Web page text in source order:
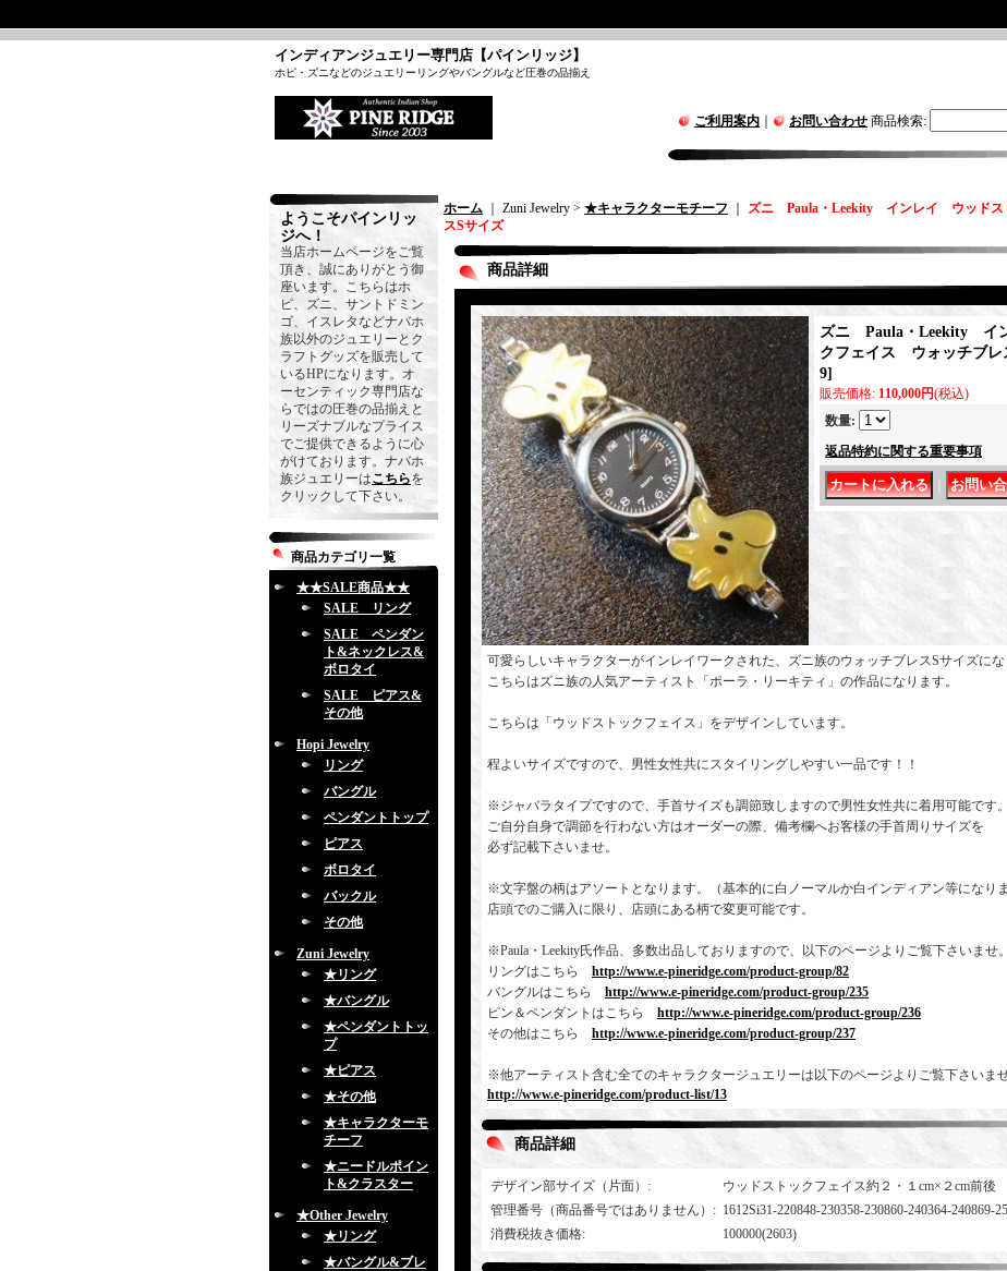
インディアンジュエリー専門店【パインリッジ】
ホピ・ズニなどのジュエリーリングやバングルなど圧巻の品揃え
ご利用案内 お問い合わせ 商品検索:
ようこそパインリッ
ジへ！
当店ホームページをご覧
頂き、誠にありがとう御
座います。こちらはホ
ピ、ズニ、サントドミン
ゴ、イスレタなどナバホ
族以外のジュエリーとク
ラフトグッズを販売して
いるHPになります。オ
ーセンティック専門店な
らではの圧巻の品揃えと
リーズナブルなプライス
でご提供できるように心
がけております。ナバホ
族ジュエリーはこちらを
クリックして下さい。
商品カテゴリ一覧
★★SALE商品★★
SALE リング
SALE ペンダン
ト&ネックレス&
ボロタイ
SALE ピアス&
その他
Hopi Jewelry
リング
バングル
ペンダントトップ
ピアス
ボロタイ
バックル
その他
Zuni Jewelry
★リング
★バングル
★ペンダントトッ
プ
★ピアス
★その他
★キャラクターモ
チーフ
★ニードルポイン
ト&クラスター
★Other Jewelry
★リング
★バングル&ブレ
ホーム ｜ Zuni Jewelry > ★キャラクターモチーフ
ズニ Paula・Leekity インレイ ウッドス
スSサイズ
商品詳細
ズニ Paula・Leekity イ
クフェイス ウォッチブレ
9]
販売価格: 110,000円(税込)
数量:
返品特約に関する重要事項
可愛らしいキャラクターがインレイワークされた、ズニ族のウォッチブレスSサイズにな
こちらはズニ族の人気アーティスト「ポーラ・リーキティ」の作品になります。
こちらは「ウッドストックフェイス」をデザインしています。
程よいサイズですので、男性女性共にスタイリングしやすい一品です！！
※ジャバラタイプですので、手首サイズも調節致しますので男性女性共に着用可能です。
ご自分自身で調節を行わない方はオーダーの際、備考欄へお客様の手首周りサイズを
必ず記載下さいませ。
※文字盤の柄はアソートとなります。（基本的に白ノーマルか白インディアン等になりま
店頭でのご購入に限り、店頭にある柄で変更可能です。
※Paula・Leekity氏作品、多数出品しておりますので、以下のページよりご覧下さいませ。
リングはこちら http://www.e-pineridge.com/product-group/82
バングルはこちら http://www.e-pineridge.com/product-group/235
ピン＆ペンダントはこちら http://www.e-pineridge.com/product-group/236
その他はこちら http://www.e-pineridge.com/product-group/237
※他アーティスト含む全てのキャラクタージュエリーは以下のページよりご覧下さいませ
http://www.e-pineridge.com/product-list/13
商品詳細
デザイン部サイズ（片面） :
ウッドストックフェイス約２・１cm×２cm前後
管理番号（商品番号ではありません） : 1612Si31-220848-230358-230860-240364-240869-
消費税抜き価格: 100000(2603)